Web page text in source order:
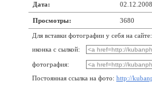
Дата: 02.12.2008
Просмотры: 3680
Для вставки фотографии у себя на сайте:
иконка с сылкой:
фотография:
Постоянная ссылка на фото: http://